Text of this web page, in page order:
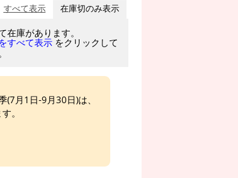
すべて表示 在庫切のみ表示
在庫があります。
すべて表示 をクリックして
(7月1日-9月30日)は、
。